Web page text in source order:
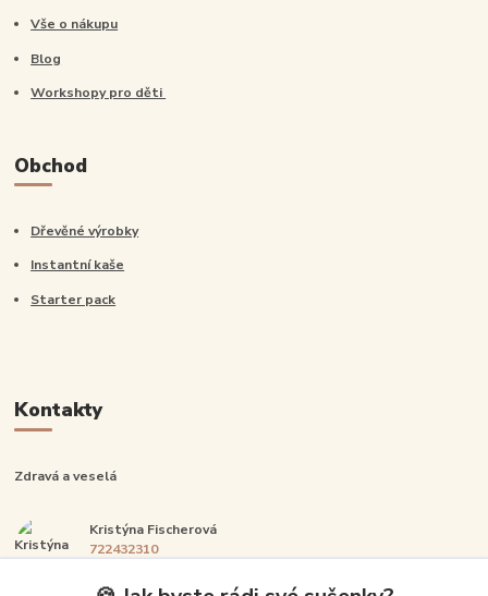
Vše o nákupu
Blog
Workshopy pro děti
Obchod
Dřevěné výrobky
Instantní kaše
Starter pack
Kontakty
Zdravá a veselá
Kristýna Fischerová
722432310